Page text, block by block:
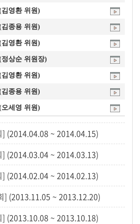
영환 위원)
종용 위원)
영환 위원)
상순 위원장)
영환 위원)
종용 위원)
세영 위원)
] (2014.04.08 ~ 2014.04.15)
] (2014.03.04 ~ 2014.03.13)
] (2014.02.04 ~ 2014.02.13)
] (2013.11.05 ~ 2013.12.20)
] (2013.10.08 ~ 2013.10.18)